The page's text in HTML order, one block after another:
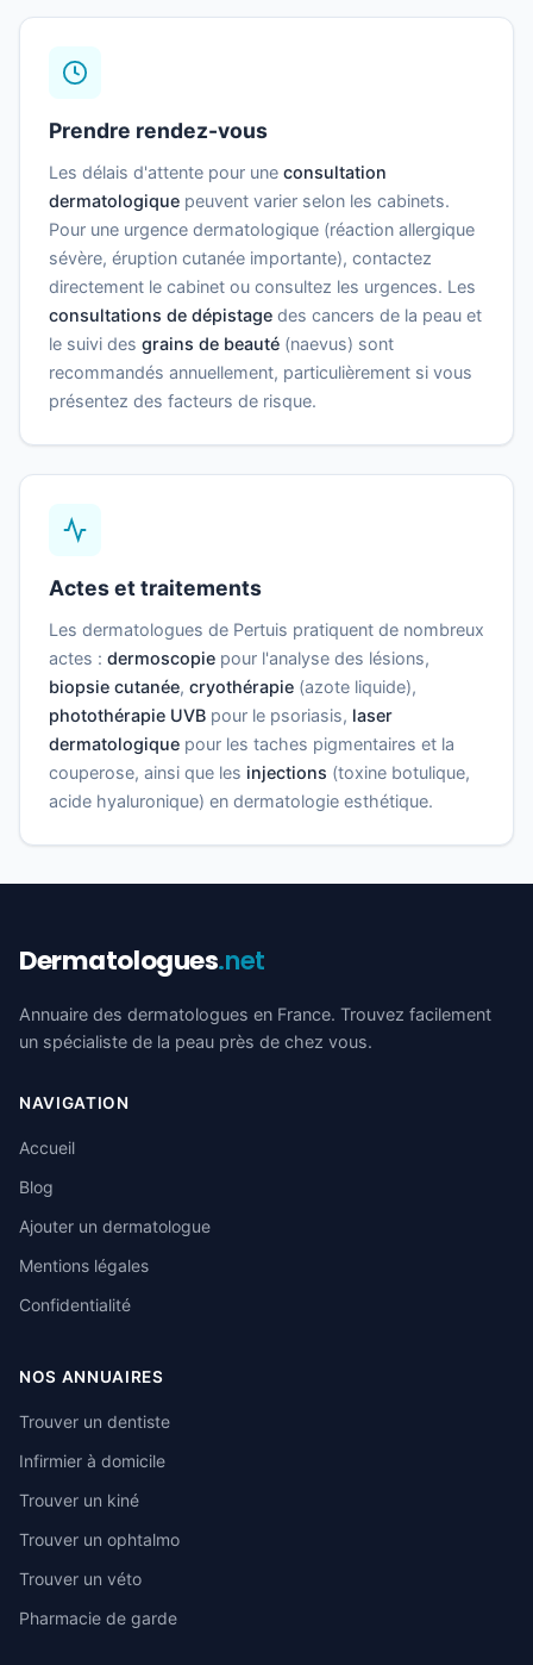
Prendre rendez-vous
Les délais d'attente pour une consultation
dermatologique peuvent varier selon les cabinets.
Pour une urgence dermatologique (réaction allergique
sévère, éruption cutanée importante), contactez
directement le cabinet ou consultez les urgences. Les
consultations de dépistage des cancers de la peau et
le suivi des grains de beauté (naevus) sont
recommandés annuellement, particulièrement si vous
présentez des facteurs de risque.
Actes et traitements
Les dermatologues de Pertuis pratiquent de nombreux
actes : dermoscopie pour l'analyse des lésions,
biopsie cutanée, cryothérapie (azote liquide),
photothérapie UVB pour le psoriasis, laser
dermatologique pour les taches pigmentaires et la
couperose, ainsi que les injections (toxine botulique,
acide hyaluronique) en dermatologie esthétique.
Dermatologues.net
Annuaire des dermatologues en France. Trouvez facilement
un spécialiste de la peau près de chez vous.
NAVIGATION
Accueil
Blog
Ajouter un dermatologue
Mentions légales
Confidentialité
NOS ANNUAIRES
Trouver un dentiste
Infirmier à domicile
Trouver un kiné
Trouver un ophtalmo
Trouver un véto
Pharmacie de garde